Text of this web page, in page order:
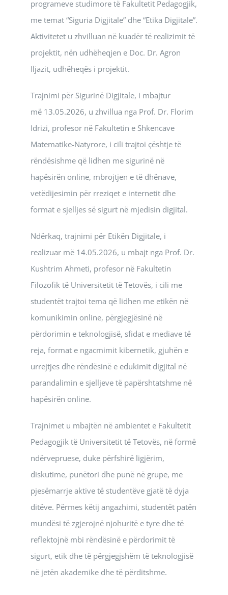
programeve studimore të Fakultetit Pedagogjik,
me temat “Siguria Digjitale” dhe “Etika Digjitale”.
Aktivitetet u zhvilluan në kuadër të realizimit të
projektit, nën udhëheqjen e Doc. Dr. Agron
Iljazit, udhëheqës i projektit.
Trajnimi për Sigurinë Digjitale, i mbajtur
më 13.05.2026, u zhvillua nga Prof. Dr. Florim
Idrizi, profesor në Fakultetin e Shkencave
Matematike-Natyrore, i cili trajtoi çështje të
rëndësishme që lidhen me sigurinë në
hapësirën online, mbrojtjen e të dhënave,
vetëdijesimin për rreziqet e internetit dhe
format e sjelljes së sigurt në mjedisin digjital.
Ndërkaq, trajnimi për Etikën Digjitale, i
realizuar më 14.05.2026, u mbajt nga Prof. Dr.
Kushtrim Ahmeti, profesor në Fakultetin
Filozofik të Universitetit të Tetovës, i cili me
studentët trajtoi tema që lidhen me etikën në
komunikimin online, përgjegjësinë në
përdorimin e teknologjisë, sfidat e mediave të
reja, format e ngacmimit kibernetik, gjuhën e
urrejtjes dhe rëndësinë e edukimit digjital në
parandalimin e sjelljeve të papërshtatshme në
hapësirën online.
Trajnimet u mbajtën në ambientet e Fakultetit
Pedagogjik të Universitetit të Tetovës, në formë
ndërvepruese, duke përfshirë ligjërim,
diskutime, punëtori dhe punë në grupe, me
pjesëmarrje aktive të studentëve gjatë të dyja
ditëve. Përmes këtij angazhimi, studentët patën
mundësi të zgjerojnë njohuritë e tyre dhe të
reflektojnë mbi rëndësinë e përdorimit të
sigurt, etik dhe të përgjegjshëm të teknologjisë
në jetën akademike dhe të përditshme.